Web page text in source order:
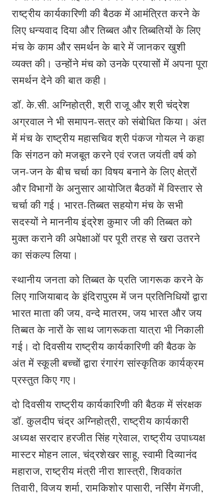
राष्ट्रीय कार्यकारिणी की बैठक में आमंत्रित करने के
लिए धन्यवाद दिया और तिब्बत और तिब्बतियों के लिए
मंच के काम और समर्थन के बारे में जानकर खुशी
व्‍यक्‍त की। उन्होंने मंच को उनके प्रयासों में अपना पूरा
समर्थन देने की बात कही।
डॉ. के.सी. अग्निहोत्री, श्री राजू और श्री चंद्रेश
अग्रवाल ने भी समापन-सत्र को संबोधित किया। अंत
में मंच के राष्ट्रीय महासचिव श्री पंकज गोयल ने कहा
कि संगठन को मजबूत करने एवं रजत जयंती वर्ष को
जन-जन के बीच चर्चा का विषय बनाने के लिए क्षेत्रों
और विभागों के अनुसार आयोजित बैठकों में विस्तार से
चर्चा की गई। भारत-तिब्बत सहयोग मंच के सभी
सदस्यों ने माननीय इंद्रेश कुमार जी की तिब्बत को
मुक्त कराने की अपेक्षाओं पर पूरी तरह से खरा उतरने
का संकल्प लिया।
स्थानीय जनता को तिब्बत के प्रति जागरूक करने के
लिए गाजियाबाद के इंदिरापुरम में जन प्रतिनिधियों द्वारा
भारत माता की जय, वन्दे मातरम, जय भारत और जय
तिब्बत के नारों के साथ जागरूकता यात्रा भी निकाली
गई। दो दिवसीय राष्ट्रीय कार्यकारिणी की बैठक के
अंत में स्कूली बच्चों द्वारा रंगारंग सांस्कृतिक कार्यक्रम
प्रस्तुत किए गए।
दो दिवसीय राष्ट्रीय कार्यकारिणी की बैठक में संरक्षक
डॉ. कुलदीप चंद्र अग्निहोत्री, राष्ट्रीय कार्यकारी
अध्यक्ष सरदार हरजीत सिंह ग्रेवाल, राष्ट्रीय उपाध्यक्ष
मास्टर मोहन लाल, चंद्रशेखर साहू, स्वामी दिव्यानंद
महाराज, राष्ट्रीय मंत्री नीरा शास्त्री, शिवकांत
तिवारी, विजय शर्मा, रामकिशोर पासारी, नर्सिंग मेंगजी,